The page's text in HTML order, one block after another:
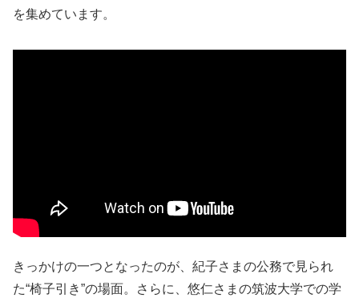
を集めています。
きっかけの一つとなったのが、紀子さまの公務で見られ
た“椅子引き”の場面。さらに、悠仁さまの筑波大学での学